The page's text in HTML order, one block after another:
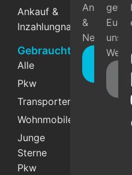
Ankauf &
Inzahlungnahme
Gebrauchtfahrzeuge
Alle
Pkw
Transporter
Wohnmobile
Junge
Sterne
Pkw
Angebote
&
News.
Jetzt
Euch